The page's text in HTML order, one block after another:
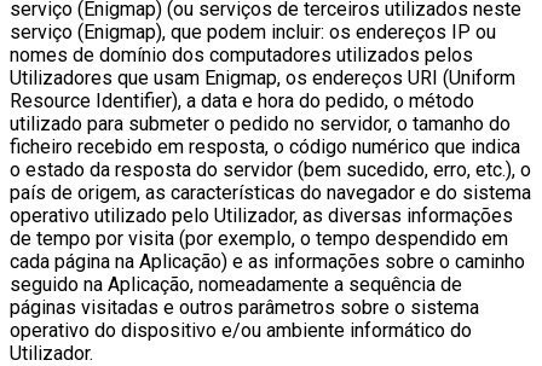
serviço (Enigmap) (ou serviços de terceiros utilizados neste
serviço (Enigmap), que podem incluir: os endereços IP ou
nomes de domínio dos computadores utilizados pelos
Utilizadores que usam Enigmap, os endereços URI (Uniform
Resource Identifier), a data e hora do pedido, o método
utilizado para submeter o pedido no servidor, o tamanho do
ficheiro recebido em resposta, o código numérico que indica
o estado da resposta do servidor (bem sucedido, erro, etc.), o
país de origem, as características do navegador e do sistema
operativo utilizado pelo Utilizador, as diversas informações
de tempo por visita (por exemplo, o tempo despendido em
cada página na Aplicação) e as informações sobre o caminho
seguido na Aplicação, nomeadamente a sequência de
páginas visitadas e outros parâmetros sobre o sistema
operativo do dispositivo e/ou ambiente informático do
Utilizador.